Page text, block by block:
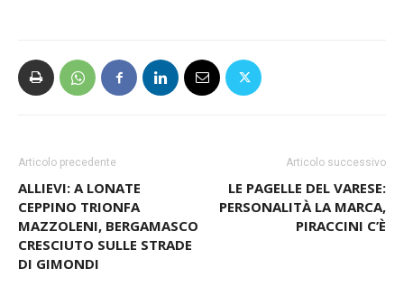
Articolo precedente
ALLIEVI: A LONATE
CEPPINO TRIONFA
MAZZOLENI, BERGAMASCO
CRESCIUTO SULLE STRADE
DI GIMONDI
Articolo successivo
LE PAGELLE DEL VARESE:
PERSONALITÀ LA MARCA,
PIRACCINI C’È